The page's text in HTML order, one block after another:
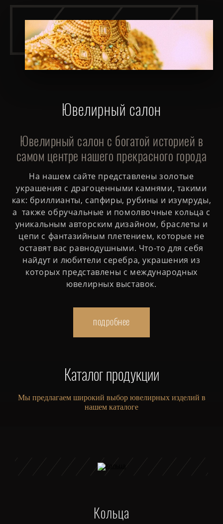
Ювелирный салон
Ювелирный салон с богатой историей в
самом центре нашего прекрасного города
На нашем сайте представлены золотые
украшения с драгоценными камнями, такими
как: бриллианты, сапфиры, рубины и изумруды,
а также обручальные и помолвочные кольца с
уникальным авторским дизайном, браслеты и
цепи с фантазийным плетением, которые не
оставят вас равнодушными. Что-то для себя
найдут и любители серебра, украшения из
которых представлены с международных
ювелирных выставок.
подробнее
Каталог продукции
Мы предлагаем широкий выбор ювелирных изделий в
нашем каталоге
Кольца